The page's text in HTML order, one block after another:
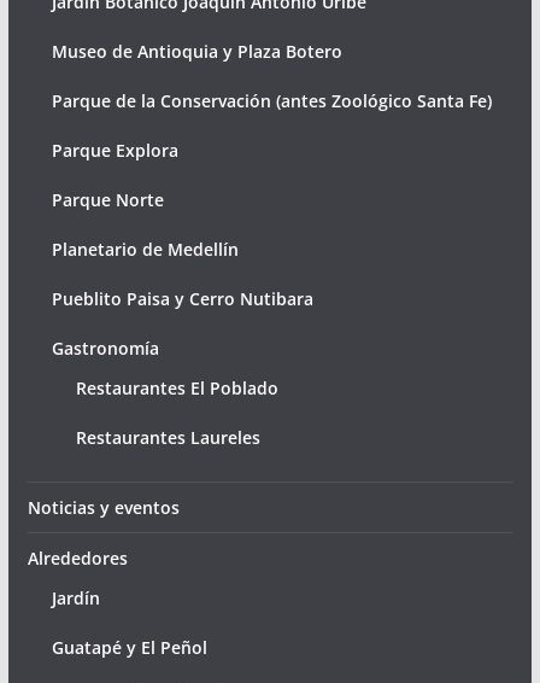
Museo de Antioquia y Plaza Botero
Parque de la Conservación (antes Zoológico Santa Fe)
Parque Explora
Parque Norte
Planetario de Medellín
Pueblito Paisa y Cerro Nutibara
Gastronomía
Restaurantes El Poblado
Restaurantes Laureles
Noticias y eventos
Alrededores
Jardín
Guatapé y El Peñol